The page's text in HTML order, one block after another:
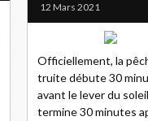
12 Mars 2021
Officiellement, la
truite débute 30
avant le lever du
termine 30 minutes